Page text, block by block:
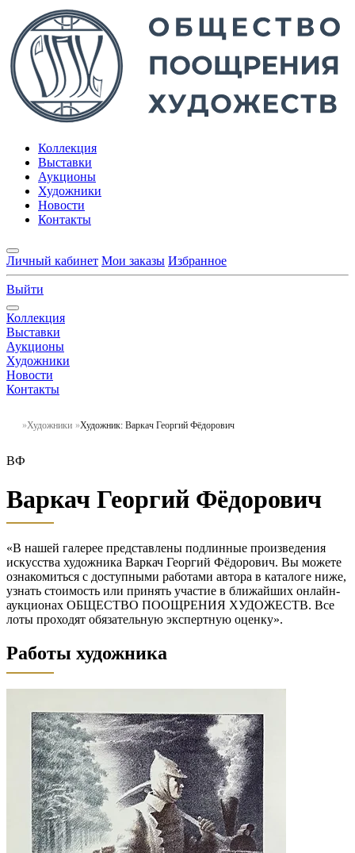
Коллекция
Выставки
Аукционы
Художники
Новости
Контакты
Личный кабинет Мои заказы Избранное
Выйти
Коллекция
Выставки
Аукционы
Художники
Новости
Контакты
Художники Художник: Варкач Георгий Фёдорович
ВФ
Варкач Георгий Фёдорович
«В нашей галерее представлены подлинные произведения
искусства художника Варкач Георгий Фёдорович. Вы можете
ознакомиться с доступными работами автора в каталоге ниже,
узнать стоимость или принять участие в ближайших онлайн-
аукционах ОБЩЕСТВО ПООЩРЕНИЯ ХУДОЖЕСТВ. Все
лоты проходят обязательную экспертную оценку».
Работы художника